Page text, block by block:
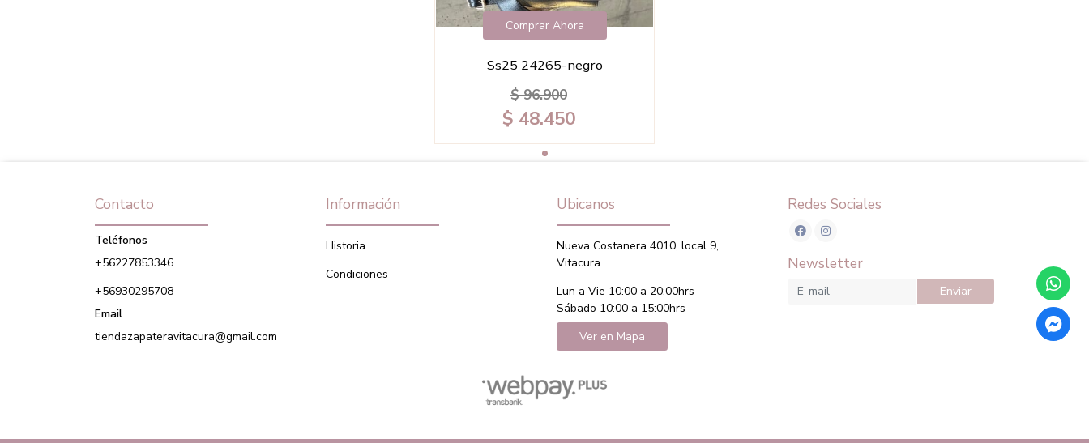
Comprar Ahora
Ss25 24265-negro
$ 96.900
$ 48.450
Contacto
Teléfonos
+56227853346
+56930295708
Email
tiendazapateravitacura@gmail.com
Información
Historia
Condiciones
Ubicanos
Nueva Costanera 4010, local 9,
Vitacura.
Lun a Vie 10:00 a 20:00hrs
Sábado 10:00 a 15:00hrs
Ver en Mapa
Redes Sociales
Newsletter
Enviar